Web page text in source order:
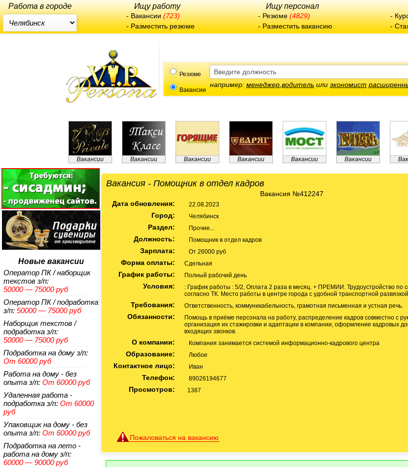
Работа в городе Ищу работу Ищу персонал
-Вакансии (723) -Резюме (4829) -
-Разместить резюме -Разместить вакансию -
Резюме
Вакансии
например:менеджер,водительилиэкономист
Вакансии Вакансии Вакансии Вакансии Вакансии Вакансии
Новые вакансии
Оператор ПК / наборщик
текстов з/п:
50000 — 75000 руб
Оператор ПК / подработка
з/п: 50000 — 75000 руб
Наборщик текстов /
подработка з/п:
50000 — 75000 руб
Подработка на дому з/п:
От 60000 руб
Работа на дому - без
опыта з/п: От 60000 руб
Удаленная работа -
подработка з/п: От 60000
руб
Упаковщик на дому - без
опыта з/п: От 60000 руб
Подработка на лето -
работа на дому з/п:
60000 — 90000 руб
Вакансия - Помощник в отдел кадров
Вакансия №412247
Дата обновления:
22.08.2023
Город: Челябинск
Раздел: Прочие...
Должность: Помощник в отдел кадров
Зарплата: От 26000 руб
Форма оплаты: Сдельная
График работы: Полный рабочий день
Условия:
: График работы : 5/2, Оплата 2 раза в месяц. + ПРЕМИИ. Трудоустройство по
согласно ТК. Место работы в центре города с удобной транспортной
Требования: Ответственность, коммуникабельность, грамотная письменная и устная речь.
Обязанности:
Помощь в приёме персонала на работу, распределение кадров совместно с
организация их стажировки и адаптации в компании, оформление кадровых
входящих звонков.
О компании: Компания занимается системой информационно-кадрового центра
Образование: Любое
Контактное лицо: Иван
Телефон: 89026194677
Просмотров: 1387
Пожаловаться на вакансию